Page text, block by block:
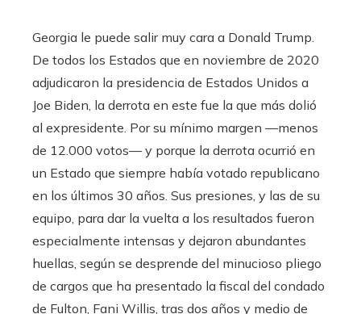
Georgia le puede salir muy cara a Donald Trump.
De todos los Estados que en noviembre de 2020
adjudicaron la presidencia de Estados Unidos a
Joe Biden, la derrota en este fue la que más dolió
al expresidente. Por su mínimo margen —menos
de 12.000 votos— y porque la derrota ocurrió en
un Estado que siempre había votado republicano
en los últimos 30 años. Sus presiones, y las de su
equipo, para dar la vuelta a los resultados fueron
especialmente intensas y dejaron abundantes
huellas, según se desprende del minucioso pliego
de cargos que ha presentado la fiscal del condado
de Fulton, Fani Willis, tras dos años y medio de